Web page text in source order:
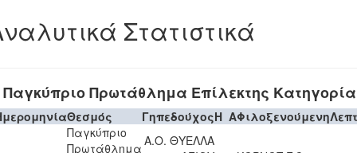
Στατιστικά
Παγκύπριο Πρωτάθλημα Επίλεκτης
Θεσμός ΓηπεδούχοςH AΦιλοξενούμενη
Παγκύπριο
Πρωτάθλημα Α.Ο. ΘΥΕΛΛΑ